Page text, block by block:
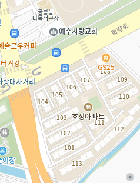
체육관
학생누리관
행정관
화랑초등학교